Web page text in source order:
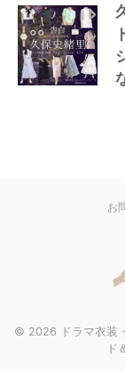
お
© 2026 ドラマ衣装
ド